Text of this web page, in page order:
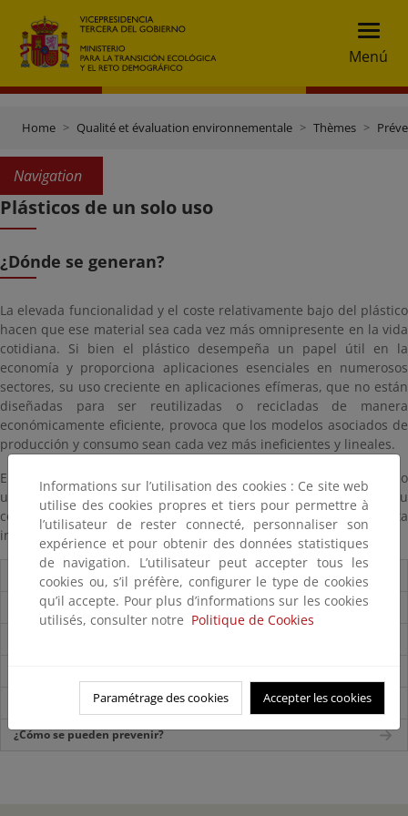
Menú
Home Qualité et évaluation environnementale Thèmes
Navigation
Plásticos de un solo uso
¿Dónde se generan?
La elevada funcionalidad y el coste relativamente bajo del plástico
hacen que ese material sea cada vez más omnipresente en la vida
cotidiana. Si bien el plástico desempeña un papel útil en la
economía y proporciona aplicaciones esenciales en numerosos
sectores, su uso creciente en aplicaciones efímeras, que no están
diseñadas para ser reutilizadas o recicladas de manera
económicamente eficiente, provoca que los modelos asociados de
producción y consumo sean cada vez más ineficientes y lineales.
En consecuencia, los residuos de productos de plástico de un solo
uso se generan en todos los ámbitos como consecuencia de su
consumo, desde hogares, comercios, sector servicios hasta
industrias.
¿Qué son los Plásticos de un solo uso ?
¿Dónde se generan?
¿Cuál es su ciclo de gestión?
¿Cómo se pueden prevenir?
Informations sur l’utilisation des cookies : Ce site web
utilise des cookies propres et tiers pour permettre à
l’utilisateur de rester connecté, personnaliser son
expérience et pour obtenir des données statistiques
de navigation. L’utilisateur peut accepter tous les
cookies ou, s’il préfère, configurer le type de cookies
qu’il accepte. Pour plus d’informations sur les cookies
utilisés, consulter notre Politique de Cookies
Paramétrage des cookies Accepter les cookies